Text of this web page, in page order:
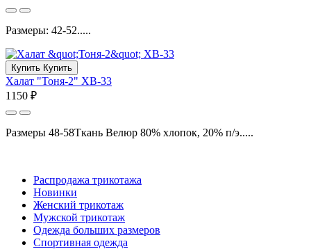
Размеры: 42-52.....
Купить Купить
Халат "Тоня-2" ХВ-33
1150 ₽
Размеры 48-58Ткань Велюр 80% хлопок, 20% п/э.....
Распродажа трикотажа
Новинки
Женский трикотаж
Мужской трикотаж
Одежда больших размеров
Спортивная одежда